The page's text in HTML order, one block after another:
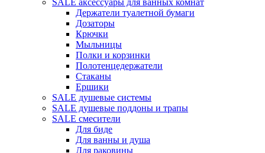
SALE аксессуары для ванных комнат
Держатели туалетной бумаги
Дозаторы
Крючки
Мыльницы
Полки и корзинки
Полотенцедержатели
Стаканы
Ершики
SALE душевые системы
SALE душевые поддоны и трапы
SALE смесители
Для биде
Для ванны и душа
Для раковины